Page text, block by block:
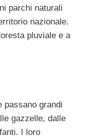
parchi naturali
nazionale.
pluviale e a
passano grandi
gazzelle, dalle
I loro